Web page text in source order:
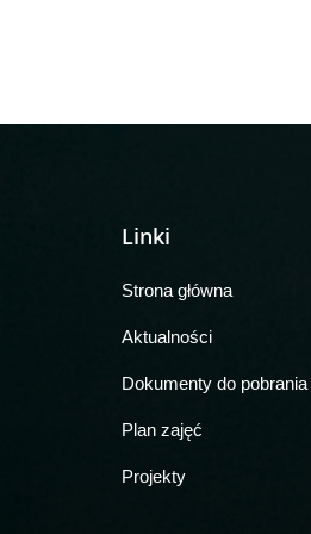
Linki
Strona główna
Aktualności
Dokumenty do pobrania
Plan zajęć
Projekty